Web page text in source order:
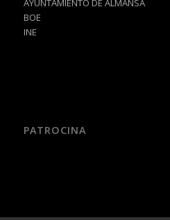
AYUNTAMIENTO DE ALMANSA
BOE
INE
PATROCINA